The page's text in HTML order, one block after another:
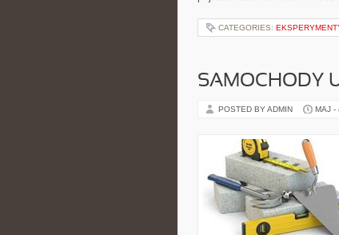
CATEGORIES:
SAMOCHODY
POSTED BY ADMIN MAJ -